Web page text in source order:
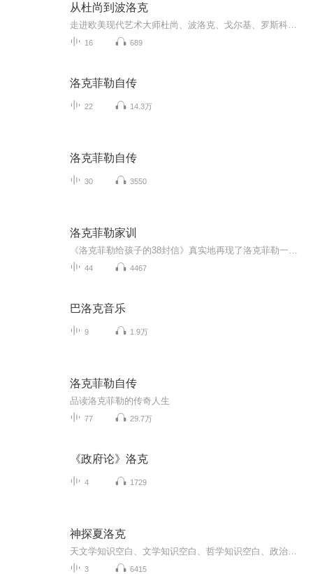
从杜尚到波洛克
16 689
洛克菲勒自传
22 14.3万
洛克菲勒自传
30 3550
洛克菲勒家训
44 4467
巴洛克音乐
9 1.9万
洛克菲勒自传
品读洛克菲勒的传奇人生
77 29.7万
《政府论》洛克
4 1729
神探夏洛克
3 6415